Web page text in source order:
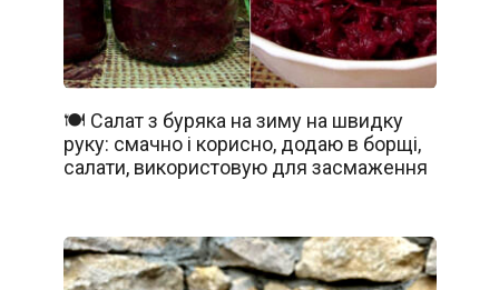
🍽️ Салат з буряка на зиму на швидку
руку: смачно і корисно, додаю в борщі,
салати, використовую для засмаження